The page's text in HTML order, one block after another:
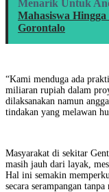
Menarik Untuk
Mahasiswa
Gorontalo
“Kami menduga ada
miliaran rupiah dalam
dilaksanakan namun
tindakan yang melawan
Masyarakat di sekitar
masih jauh dari layak,
Hal ini semakin
secara serampangan